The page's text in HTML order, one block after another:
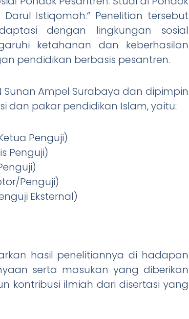
Istiqomah.” Penelitian tersebut
dengan lingkungan sosial
ketahanan dan keberhasilan
pendidikan berbasis pesantren.
Sunan Ampel Surabaya dan dipimpin
dan pakar pendidikan Islam, yaitu:
Penguji)
Penguji)
Penguji)
Eksternal)
hasil penelitiannya di hadapan
serta masukan yang diberikan
kontribusi ilmiah dari disertasi yang